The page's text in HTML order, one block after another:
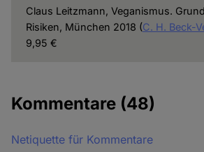
Claus Leitzmann, Veganismus.
Risiken, München 2018 (C. H. Beck-
9,95 €
Kommentare (48)
Netiquette für Kommentare